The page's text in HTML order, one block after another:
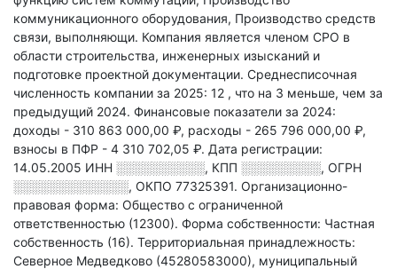
коммуникационного оборудования, Производство средств
связи, выполняющи. Компания является членом СРО в
области строительства, инженерных изысканий и
подготовке проектной документации. Среднесписочная
численность компании за 2025: 12 , что на 3 меньше, чем за
предыдущий 2024. Финансовые показатели за 2024:
доходы - 310 863 000,00 ₽, расходы - 265 796 000,00 ₽,
взносы в ПФР - 4 310 702,05 ₽. Дата регистрации:
14.05.2005 ИНН ░░░░░░░░░░, КПП ░░░░░░░░░, ОГРН
░░░░░░░░░░░░░, ОКПО 77325391. Организационно-
правовая форма: Общество с ограниченной
ответственностью (12300). Форма собственности: Частная
собственность (16). Территориальная принадлежность:
Северное Медведково (45280583000), муниципальный